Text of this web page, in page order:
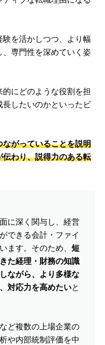
験を活かしつつ、より幅
、専門性を深めていく姿
にどのような役割を担
したいのかといったビ
がっていることを説明
わり、説得力のある転
に深く関与し、経営
できる会計・ファイ
ます。そのため、短
た経理・財務の知識
ながら、より多様な
対応力を高めたいと
ど複数の上場企業の
や内部統制評価を中